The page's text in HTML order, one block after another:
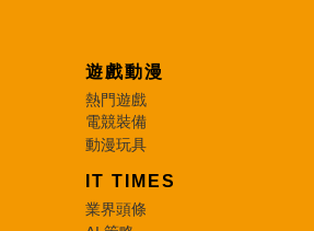
遊戲動漫
熱門遊戲
電競裝備
動漫玩具
IT TIMES
業界頭條